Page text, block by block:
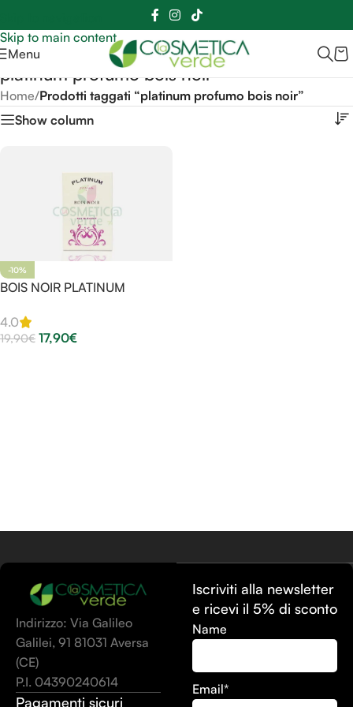
Skip to main content
Sei hai domande contattaci 📲3341056025 - 3886572748
Menu
platinum profumo bois noir
Home/Prodotti taggati “platinum profumo bois noir”
Show column
-10%
BOIS NOIR PLATINUM
4.0
19,90€ 17,90€
Indirizzo: Via Galileo
Galilei, 91 81031 Aversa
(CE)
P.I. 04390240614
Pagamenti sicuri
Iscriviti alla newsletter
e ricevi il 5% di sconto
Name
Email*